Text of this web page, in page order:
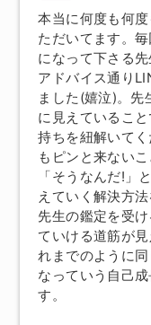
本当に何度も何
ただいてます。
になって下さる
アドバイス通り
ました(嬉泣)。先
に見えているこ
持ちを紐解いて
もピンと来ない
「そうなんだ!」
えていく解決方
先生の鑑定を受
ていける道筋が
れまでのように
なっていう自己
す。